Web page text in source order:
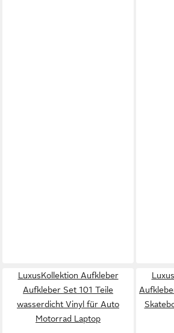
LuxusKollektion Aufkleber
Aufkleber Set 101 Teile
wasserdicht Vinyl für Auto
Motorrad Laptop